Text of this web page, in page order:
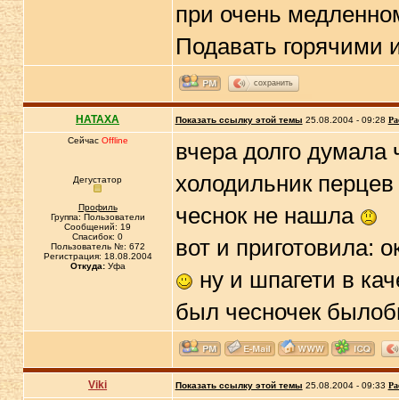
при очень
Подавать горячими
сохранить
HATAXA Показать ссылку этой темы 25.08.2004 - 09:28
Сейчас Offline
Дегустатор
Профиль
Группа: Пользователи
Сообщений: 19
Спасибок: 0
Пользователь №: 672
Регистрация: 18.08.2004
Откуда:Уфа
вчера долго
холодильник
чеснок не нашла
вот и приготовила:
ну и шпагети в
был чесночек
Viki Показать ссылку этой темы 25.08.2004 - 09:33